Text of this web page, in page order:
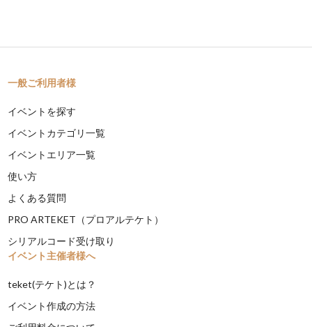
一般ご利用者様
イベントを探す
イベントカテゴリ一覧
イベントエリア一覧
使い方
よくある質問
PRO ARTEKET（プロアルテケト）
シリアルコード受け取り
イベント主催者様へ
teket(テケト)とは？
イベント作成の方法